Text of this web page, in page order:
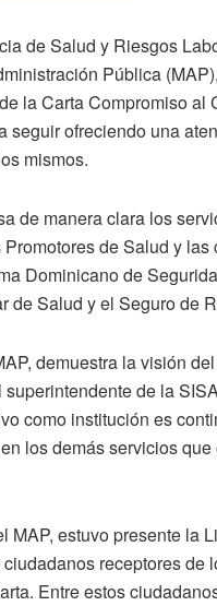
de Salud y Riesgos
Pública
la Carta Compromiso al
seguir ofreciendo una
mismos.
de manera clara los
de Salud y
Dominicano de
de Salud y el Seguro de
demuestra la visión
de la
como institución es
los demás servicios
MAP, estuvo presente la
receptores de
Entre estos